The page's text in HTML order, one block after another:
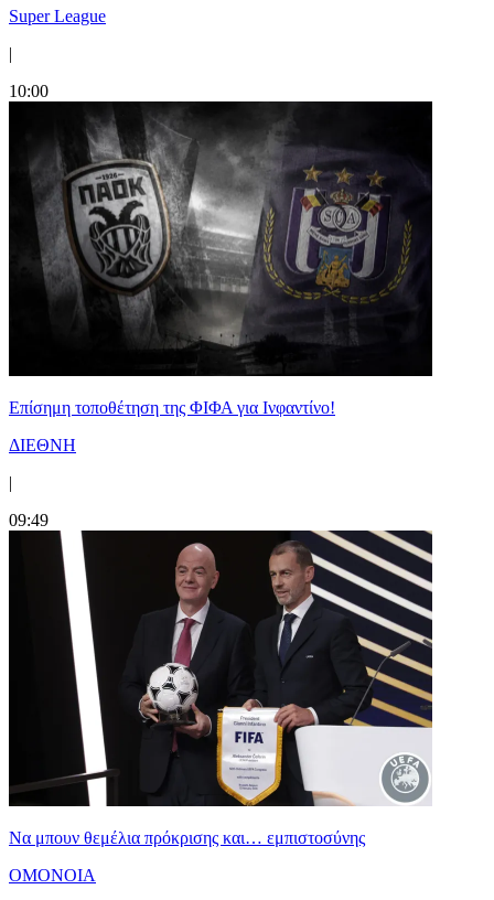
Super League
|
10:00
Επίσημη τοποθέτηση της ΦΙΦΑ για Ινφαντίνο!
ΔΙΕΘΝΗ
|
09:49
Να μπουν θεμέλια πρόκρισης και… εμπιστοσύνης
ΟΜΟΝΟΙΑ